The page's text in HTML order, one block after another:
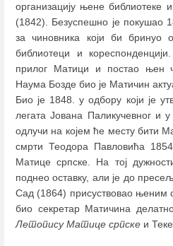
организацију њене
(1842). Безуспешно je покушао
за чиновника који би бринуо
библиотеци и
прилог Матици и постао њен
Наума Бозде био је Матичин
Био је 1848. у одбору који је
легата Јована Паликучевног и
одлучи на којем ће месту бити
смрти Теодора Павловића
Матице српске. На тој
поднео оставку, али је до
Сад (1864) присуствовао њеним
био секретар Матичина
Летопису Матице српске и